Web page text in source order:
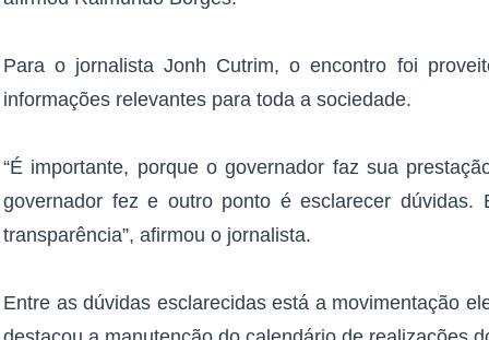
Para o jornalista Jonh Cutrim, o encontro foi
informações relevantes para toda a sociedade.
“É importante, porque o governador faz sua
governador fez e outro ponto é esclarecer dúvidas.
transparência”, afirmou o jornalista.
Entre as dúvidas esclarecidas está a movimentação